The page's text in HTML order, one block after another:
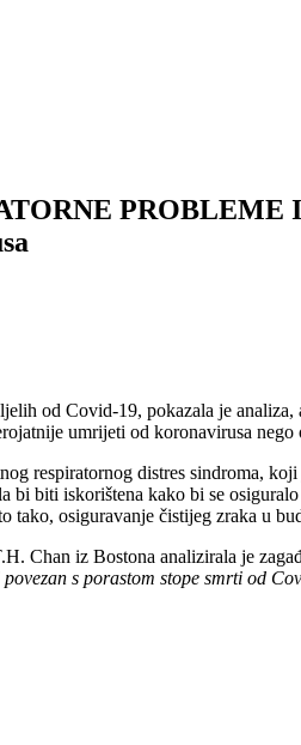
od Covid-19, pokazala je
umrijeti od koronavirusa
respiratornog distres sindroma,
biti iskorištena kako bi se
tako, osiguravanje čistijeg zraka u
Chan iz Bostona analizirala je
s porastom stope smrti od